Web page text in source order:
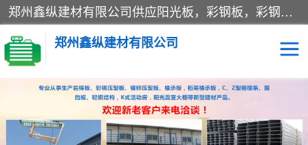
郑州鑫纵建材有限公司供应阳光板，彩钢板，彩钢钢构工程是一家集生产销售租赁安装于一体的企业，主要生产PC采光板，耐力板，仿古琉璃采光板，岩棉板、彩钢压型板、镀锌压型板、桁架楼承板，C、Z型钢檩条、围挡板、轻钢结构，阳光温室大棚等新型建材产品。公司旗下有多台移动式高空压瓦机租赁，承接全国各地业务，专业对外租赁各种型号压瓦机。
郑州鑫纵建材有限公司
高空瓦机租赁 ASA合成树脂仿古瓦